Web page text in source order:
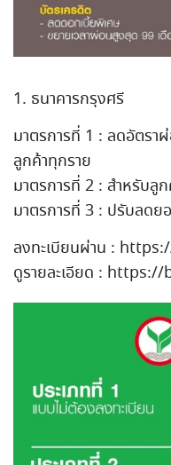
1. ธนาคารกรุงศรี
มาตรการที่ 1 : ลดอัตรา
ลูกค้าทุกราย
มาตรการที่ 2 : สำหรับ
มาตรการที่ 3 : ปรับลดย
ลงทะเบียนผ่าน :
ดูรายละเอียด :